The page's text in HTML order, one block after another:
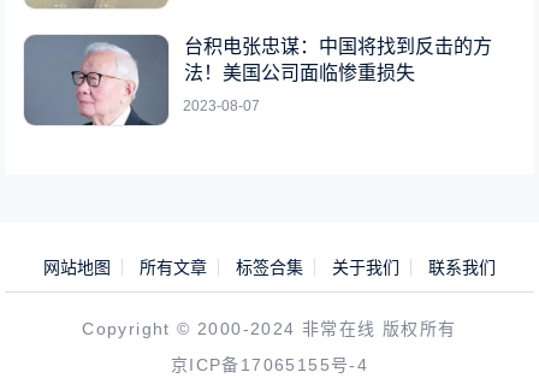
台积电张忠谋：中国将找到反击的方
法！美国公司面临惨重损失
2023-08-07
网站地图 所有文章 标签合集 关于我们 联系我们
Copyright © 2000-2024 非常在线 版权所有
京ICP备17065155号-4